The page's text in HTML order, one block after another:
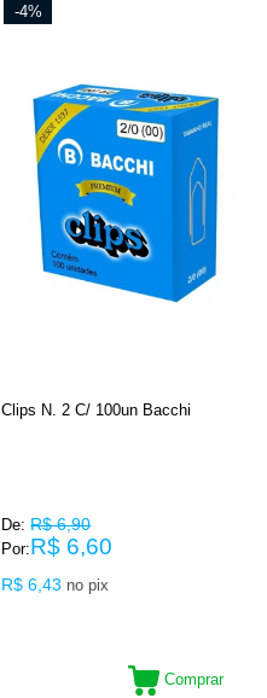
-4%
Clips N. 2 C/ 100un Bacchi
De: R$ 6,90
Por:R$ 6,60
R$ 6,43 no pix
Comprar